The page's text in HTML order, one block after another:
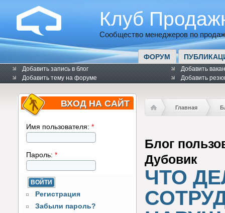
Клуб
Сообщество менеджеров по
ФОРУМ
Добавить запись в блог
Добавить тему на форуме
Добавить
Добавить
ВХОД НА САЙТ
Имя пользователя: *
Пароль: *
Регистрация
Забыли пароль?
Главная
Блог
Дубовик
ЧТО